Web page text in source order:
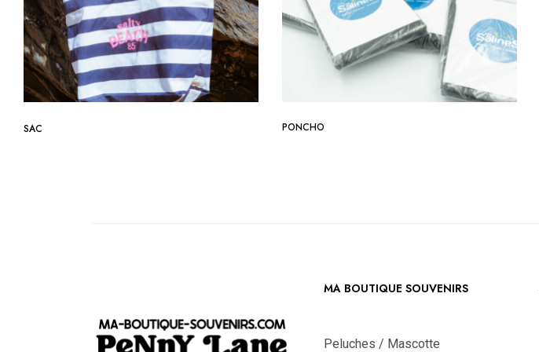
SAC PONCHO
MA BOUTIQUE SOUVENIRS
Peluches / Mascotte